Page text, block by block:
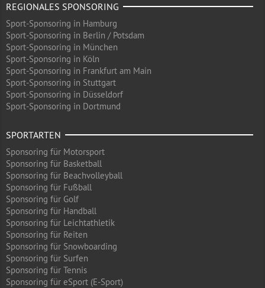
REGIONALES SPONSORING
Sport-Sponsoring in Hamburg
Sport-Sponsoring in Berlin / Potsdam
Sport-Sponsoring in München
Sport-Sponsoring in Köln
Sport-Sponsoring in Frankfurt am Main
Sport-Sponsoring in Stuttgart
Sport-Sponsoring in Düsseldorf
Sport-Sponsoring in Dortmund
SPORTARTEN
Sponsoring für Motorsport
Sponsoring für Basketball
Sponsoring für Beachvolleyball
Sponsoring für Fußball
Sponsoring für Golf
Sponsoring für Handball
Sponsoring für Leichtathletik
Sponsoring für Reiten
Sponsoring für Snowboarding
Sponsoring für Surfen
Sponsoring für Tennis
Sponsoring für eSport (E-Sport)